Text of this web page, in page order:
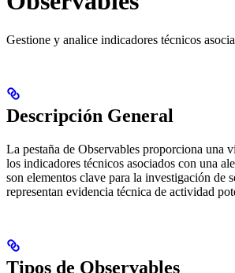
Gestione y analice indicadores técnicos
Descripción General
La pestaña de Observables proporciona una
los indicadores técnicos asociados con una
son elementos clave para la investigación de
representan evidencia técnica de actividad
Tipos de Observables